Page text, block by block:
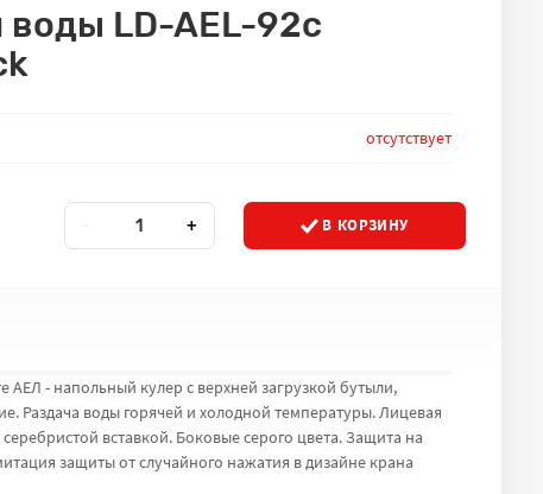
воды LD-AEL-92c
складах отсутствует
Количество + В КОРЗИНУ
АЕЛ - напольный кулер с верхней загрузкой бутыли,
Раздача воды горячей и холодной температуры. Лицевая
вставкой. Боковые серого цвета. Защита на
защиты от случайного нажатия в дизайне крана